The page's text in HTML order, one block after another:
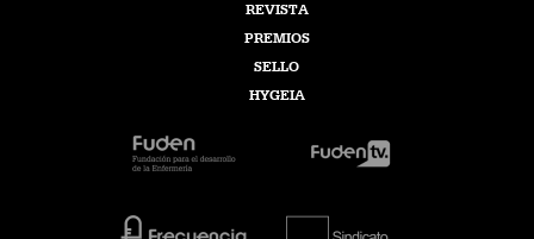
REVISTA
PREMIOS
SELLO
HYGEIA